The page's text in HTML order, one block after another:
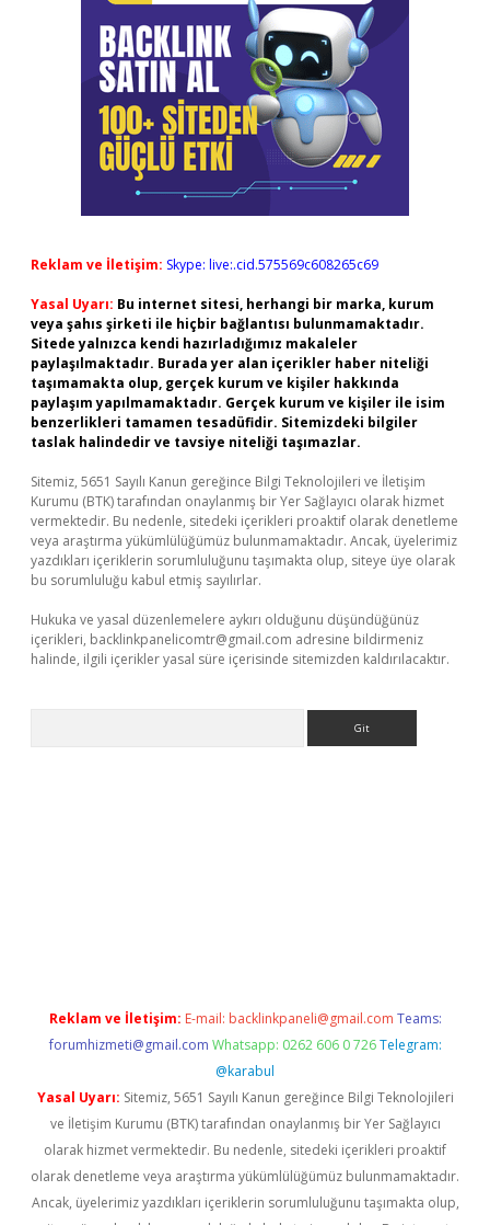
Reklam ve İletişim: Skype: live:.cid.575569c608265c69
Yasal Uyarı: Bu internet sitesi, herhangi bir marka, kurum
veya şahıs şirketi ile hiçbir bağlantısı bulunmamaktadır.
Sitede yalnızca kendi hazırladığımız makaleler
paylaşılmaktadır. Burada yer alan içerikler haber niteliği
taşımamakta olup, gerçek kurum ve kişiler hakkında
paylaşım yapılmamaktadır. Gerçek kurum ve kişiler ile isim
benzerlikleri tamamen tesadüfidir. Sitemizdeki bilgiler
taslak halindedir ve tavsiye niteliği taşımazlar.
Sitemiz, 5651 Sayılı Kanun gereğince Bilgi Teknolojileri ve İletişim
Kurumu (BTK) tarafından onaylanmış bir Yer Sağlayıcı olarak hizmet
vermektedir. Bu nedenle, sitedeki içerikleri proaktif olarak denetleme
veya araştırma yükümlülüğümüz bulunmamaktadır. Ancak, üyelerimiz
yazdıkları içeriklerin sorumluluğunu taşımakta olup, siteye üye olarak
bu sorumluluğu kabul etmiş sayılırlar.
Hukuka ve yasal düzenlemelere aykırı olduğunu düşündüğünüz
içerikleri, backlinkpanelicomtr@gmail.com adresine bildirmeniz
halinde, ilgili içerikler yasal süre içerisinde sitemizden kaldırılacaktır.
Reklam ve İletişim: E-mail: backlinkpaneli@gmail.com Teams:
forumhizmeti@gmail.com Whatsapp: 0262 606 0 726 Telegram:
@karabul
Yasal Uyarı: Sitemiz, 5651 Sayılı Kanun gereğince Bilgi Teknolojileri
ve İletişim Kurumu (BTK) tarafından onaylanmış bir Yer Sağlayıcı
olarak hizmet vermektedir. Bu nedenle, sitedeki içerikleri proaktif
olarak denetleme veya araştırma yükümlülüğümüz bulunmamaktadır.
Ancak, üyelerimiz yazdıkları içeriklerin sorumluluğunu taşımakta olup,